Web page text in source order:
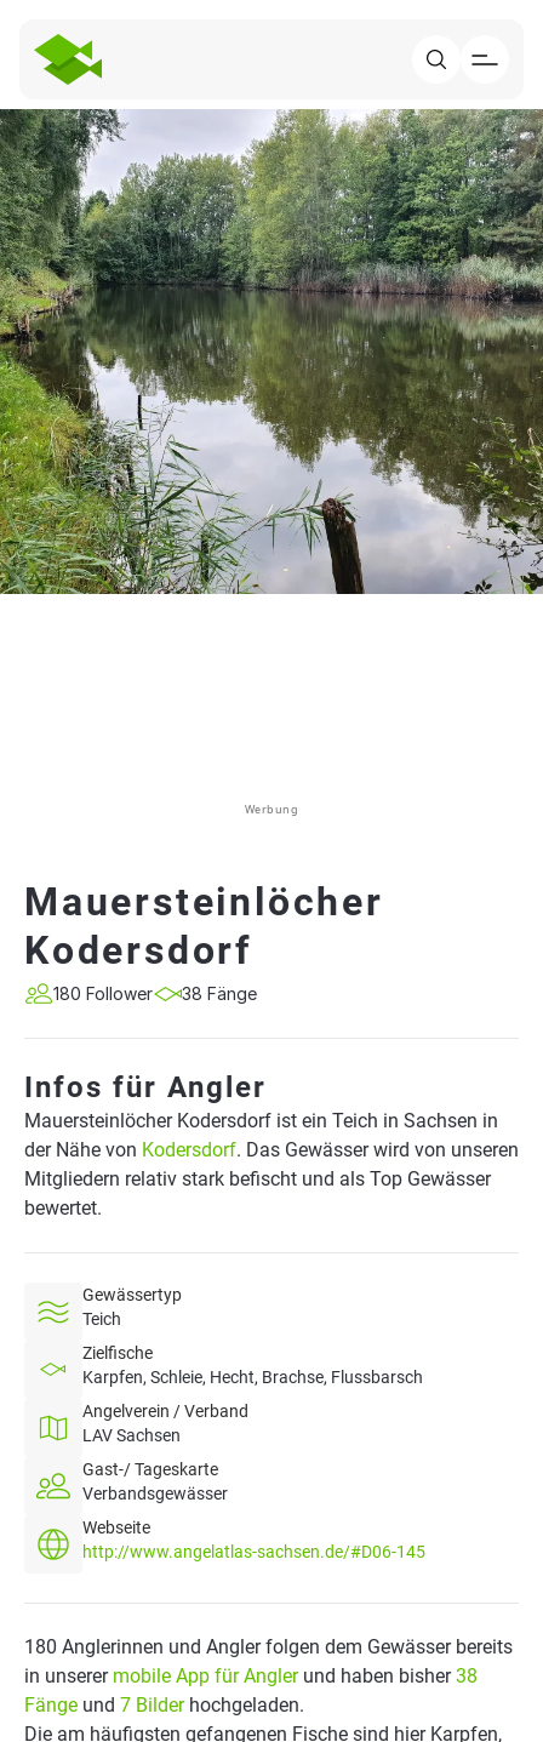
Werbung
Mauersteinlöcher
Kodersdorf
180 Follower 38 Fänge
Infos für Angler
Mauersteinlöcher Kodersdorf ist ein Teich in Sachsen in
der Nähe von Kodersdorf. Das Gewässer wird von unseren
Mitgliedern relativ stark befischt und als Top Gewässer
bewertet.
Gewässertyp
Teich
Zielfische
Karpfen, Schleie, Hecht, Brachse, Flussbarsch
Angelverein / Verband
LAV Sachsen
Gast-/ Tageskarte
Verbandsgewässer
Webseite
http://www.angelatlas-sachsen.de/#D06-145
180 Anglerinnen und Angler folgen dem Gewässer bereits
in unserer mobile App für Anglerund haben bisher38
Fänge und 7 Bilderhochgeladen.
Die am häufigsten gefangenen Fische sind hier Karpfen,